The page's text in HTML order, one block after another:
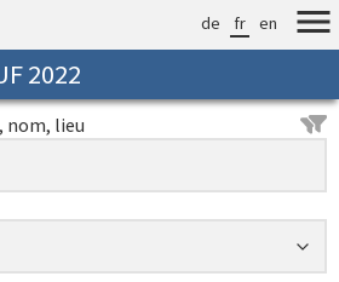
de fr en
2022
nom, lieu